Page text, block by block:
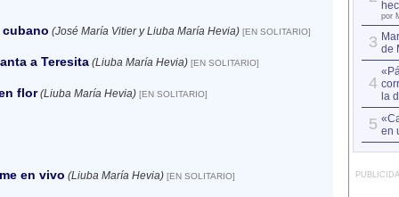
cubano (José María Vitier y Liuba María Hevia) [EN SOLITARIO]
a Teresita (Liuba María Hevia) [EN SOLITARIO]
flor (Liuba María Hevia) [EN SOLITARIO]
en vivo (Liuba María Hevia) [EN SOLITARIO]
por
3 de
4
la
5 en